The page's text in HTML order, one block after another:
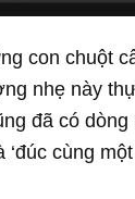
con chuột
nhẹ này
đã có
cùng